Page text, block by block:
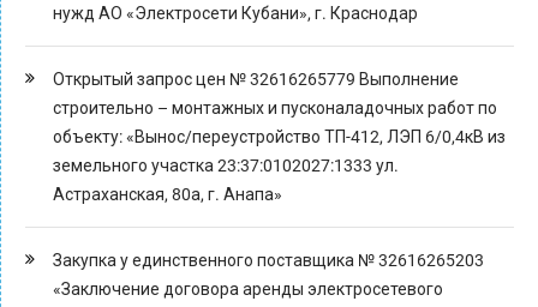
нужд АО «Электросети Кубани», г. Краснодар
Открытый запрос цен № 32616265779 Выполнение
строительно – монтажных и пусконаладочных работ по
объекту: «Вынос/переустройство ТП-412, ЛЭП 6/0,4кВ из
земельного участка 23:37:0102027:1333 ул.
Астраханская, 80а, г. Анапа»
Закупка у единственного поставщика № 32616265203
«Заключение договора аренды электросетевого